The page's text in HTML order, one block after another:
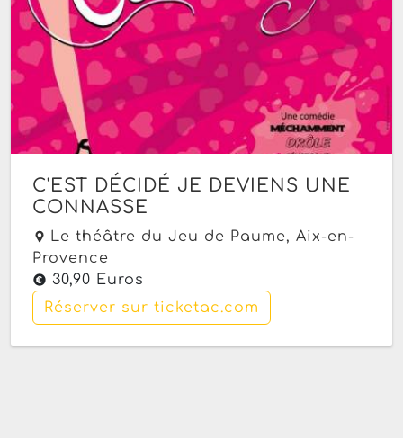
C'EST DÉCIDÉ JE DEVIENS UNE
CONNASSE
Le théâtre du Jeu de Paume, Aix-en-
Provence
30,90 Euros
Réserver sur ticketac.com